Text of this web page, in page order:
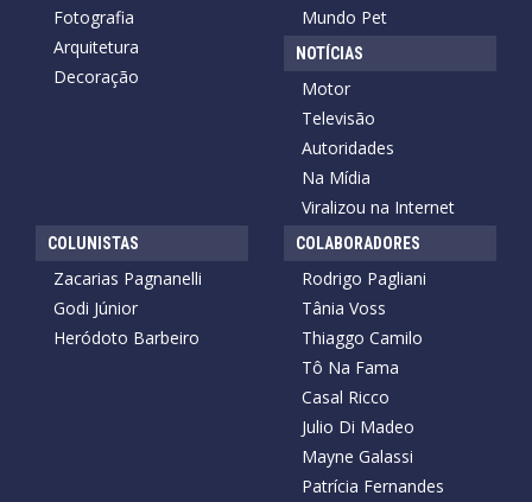
Fotografia
Arquitetura
Decoração
Mundo Pet
NOTÍCIAS
Motor
Televisão
Autoridades
Na Mídia
Viralizou na Internet
COLUNISTAS
Zacarias Pagnanelli
Godi Júnior
Heródoto Barbeiro
COLABORADORES
Rodrigo Pagliani
Tânia Voss
Thiaggo Camilo
Tô Na Fama
Casal Ricco
Julio Di Madeo
Mayne Galassi
Patrícia Fernandes